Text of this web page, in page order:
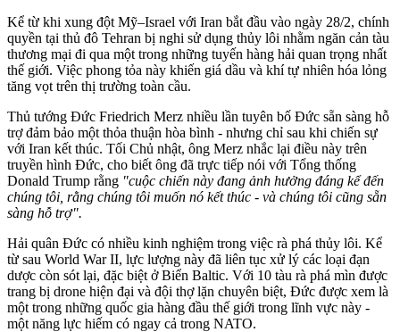
Kể từ khi xung đột Mỹ–Israel với Iran bắt đầu vào ngày 28/2, chính
quyền tại thủ đô Tehran bị nghi sử dụng thủy lôi nhằm ngăn cản tàu
thương mại đi qua một trong những tuyến hàng hải quan trọng nhất
thế giới. Việc phong tỏa này khiến giá dầu và khí tự nhiên hóa lỏng
tăng vọt trên thị trường toàn cầu.
Thủ tướng Đức Friedrich Merz nhiều lần tuyên bố Đức sẵn sàng hỗ
trợ đảm bảo một thỏa thuận hòa bình - nhưng chỉ sau khi chiến sự
với Iran kết thúc. Tối Chủ nhật, ông Merz nhắc lại điều này trên
truyền hình Đức, cho biết ông đã trực tiếp nói với Tổng thống
Donald Trump rằng "cuộc chiến này đang ảnh hưởng đáng kể đến
chúng tôi, rằng chúng tôi muốn nó kết thúc - và chúng tôi cũng sẵn
sàng hỗ trợ".
Hải quân Đức có nhiều kinh nghiệm trong việc rà phá thủy lôi. Kể
từ sau World War II, lực lượng này đã liên tục xử lý các loại đạn
dược còn sót lại, đặc biệt ở Biển Baltic. Với 10 tàu rà phá mìn được
trang bị drone hiện đại và đội thợ lặn chuyên biệt, Đức được xem là
một trong những quốc gia hàng đầu thế giới trong lĩnh vực này -
một năng lực hiếm có ngay cả trong NATO.